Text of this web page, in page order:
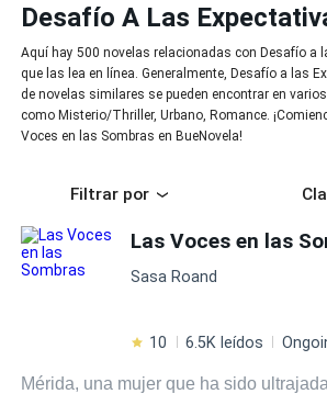
Desafío A Las
Aquí hay 500 novelas relacionadas con Desafío a
que las lea en línea. Generalmente, Desafío a las
de novelas similares se pueden encontrar en
como Misterio/Thriller, Urbano, Romance.
Voces en las Sombras en BueNovela!
Filtrar por
Las Voces en las
Sasa Roand
10 6.5K leídos
Mérida, una mujer que ha sido